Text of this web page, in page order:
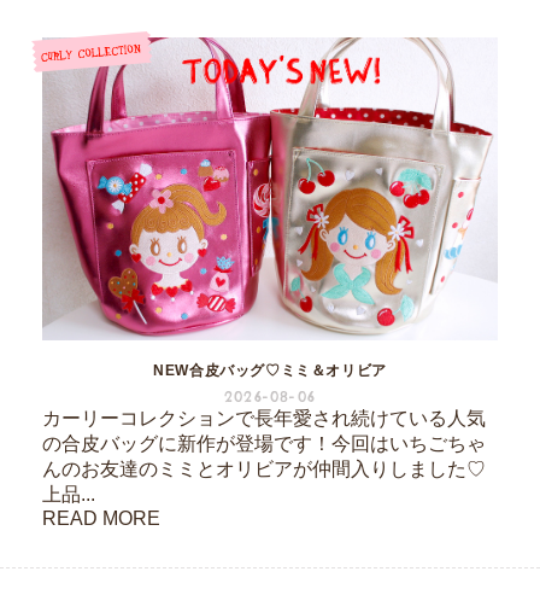
NEW合皮バッグ♡ミミ＆オリビア
2026-08-06
カーリーコレクションで長年愛され続けている人気
の合皮バッグに新作が登場です！今回はいちごちゃ
んのお友達のミミとオリビアが仲間入りしました♡
上品...
READ MORE